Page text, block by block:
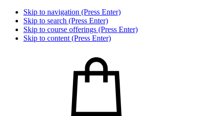
Skip to navigation (Press Enter)
Skip to search (Press Enter)
Skip to course offerings (Press Enter)
Skip to content (Press Enter)